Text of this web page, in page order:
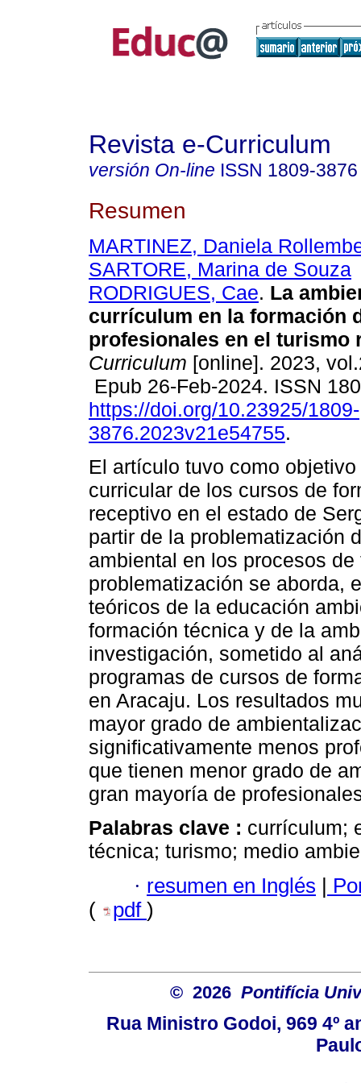
Revista e-Curriculum
versión On-line ISSN 1809-3876
Resumen
MARTINEZ, Daniela
SARTORE, Marina de Souza
RODRIGUES, Cae. La
currículum en la formación
profesionales en el turismo
Curriculum [online]. 2023,
Epub 26-Feb-2024. ISSN
https://doi.org/10.23925/1809-
3876.2023v21e54755.
El artículo tuvo como
curricular de los cursos de
receptivo en el estado de
partir de la problematización
ambiental en los procesos
problematización se aborda,
teóricos de la educación
formación técnica y de la
investigación, sometido al
programas de cursos de
en Aracaju. Los resultados
mayor grado de
significativamente menos
que tienen menor grado de
gran mayoría de
Palabras clave : currículum;
técnica; turismo; medio
· resumen en Inglés |
(
pdf )
© 2026 Pontifícia
Rua Ministro Godoi, 969 4º